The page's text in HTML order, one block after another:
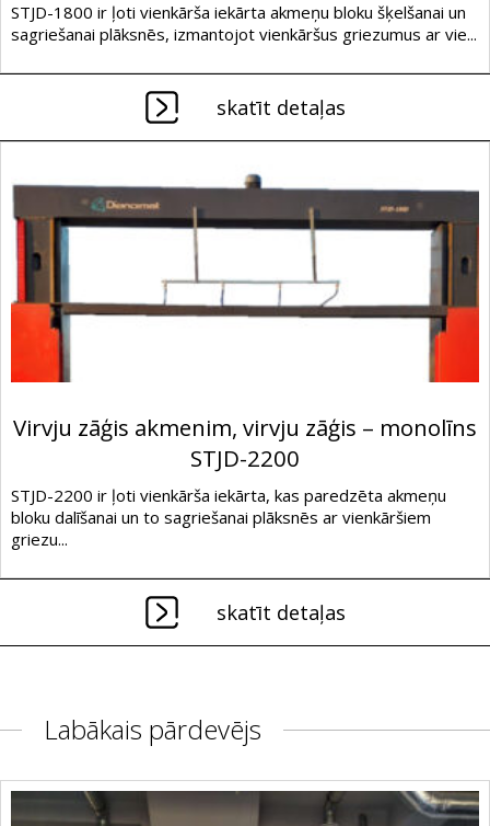
STJD-1800 ir ļoti vienkārša iekārta akmeņu bloku šķelšanai un
sagriešanai plāksnēs, izmantojot vienkāršus griezumus ar vie...
skatīt detaļas
Virvju zāģis akmenim, virvju zāģis – monolīns
STJD-2200
STJD-2200 ir ļoti vienkārša iekārta, kas paredzēta akmeņu
bloku dalīšanai un to sagriešanai plāksnēs ar vienkāršiem
griezu...
skatīt detaļas
Labākais pārdevējs